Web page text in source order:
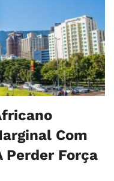
Com
Perder Força